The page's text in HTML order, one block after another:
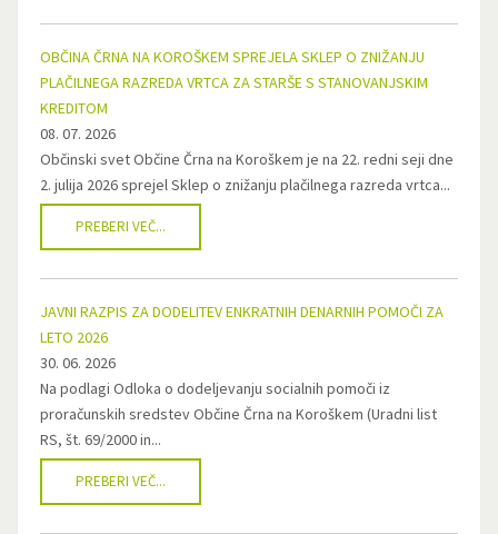
OBČINA ČRNA NA KOROŠKEM SPREJELA SKLEP O ZNIŽANJU
PLAČILNEGA RAZREDA VRTCA ZA STARŠE S STANOVANJSKIM
KREDITOM
08. 07. 2026
Občinski svet Občine Črna na Koroškem je na 22. redni seji dne
2. julija 2026 sprejel Sklep o znižanju plačilnega razreda vrtca...
PREBERI VEČ...
JAVNI RAZPIS ZA DODELITEV ENKRATNIH DENARNIH POMOČI ZA
LETO 2026
30. 06. 2026
Na podlagi Odloka o dodeljevanju socialnih pomoči iz
proračunskih sredstev Občine Črna na Koroškem (Uradni list
RS, št. 69/2000 in...
PREBERI VEČ...